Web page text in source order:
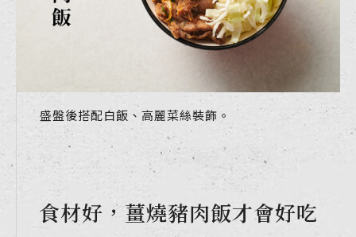
盛盤後搭配白飯、高麗菜絲裝飾。
食材好，薑燒豬肉飯才會好吃